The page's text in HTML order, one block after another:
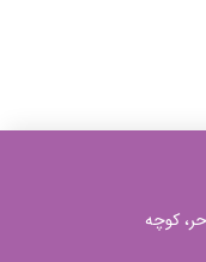
کوچه